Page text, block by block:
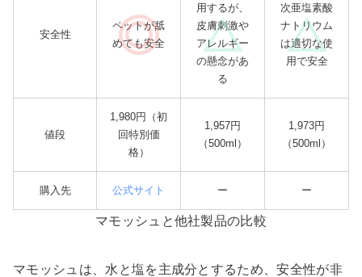
安全性
ペットが舐
めても安全
用するが、
皮膚刺激や
アレルギー
の懸念があ
る
次亜塩素酸
ナトリウム
は適切な使
用で安全
値段
1,980円（初
回特別価
格）
1,957円
（500ml）
1,973円
（500ml）
購入先 公式サイト ー ー
マモッシュと他社製品の比較
マモッシュは、水と塩を主成分とするため、安全性が非